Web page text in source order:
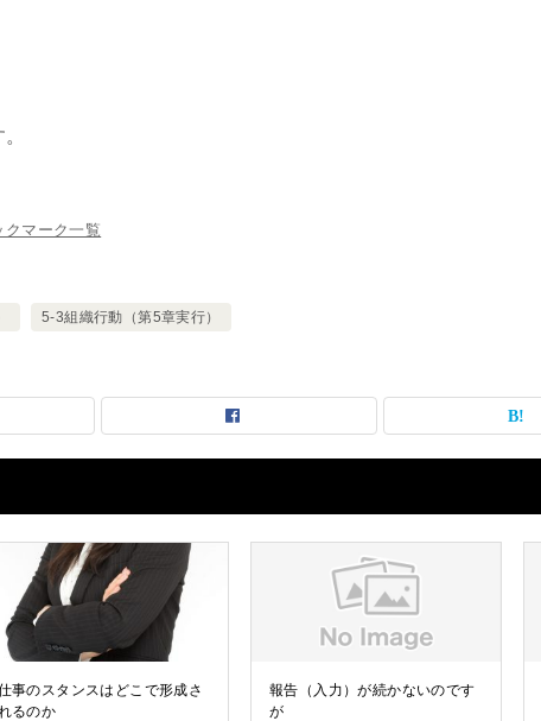
クマーク一覧
5-3組織行動（第5章実行）
事のスタンスはどこで形成さ
るのか
報告（入力）が続かないのです
が